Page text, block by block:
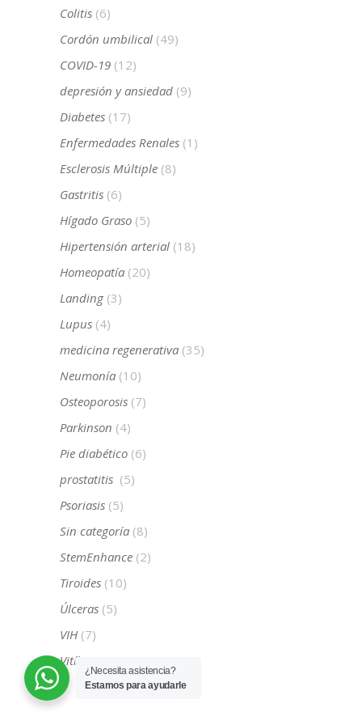
Colitis (6)
Cordón umbilical (49)
COVID-19 (12)
depresión y ansiedad (9)
Diabetes (17)
Enfermedades Renales (1)
Esclerosis Múltiple (8)
Gastritis (6)
Hígado Graso (5)
Hipertensión arterial (18)
Homeopatía (20)
Landing (3)
Lupus (4)
medicina regenerativa (35)
Neumonía (10)
Osteoporosis (7)
Parkinson (4)
Pie diabético (6)
prostatitis (5)
Psoriasis (5)
Sin categoría (8)
StemEnhance (2)
Tiroides (10)
Úlceras (5)
VIH (7)
Vitíligo
¿Necesita asistencia?
Estamos para ayudarle